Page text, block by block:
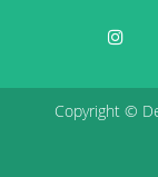
Copyright ©